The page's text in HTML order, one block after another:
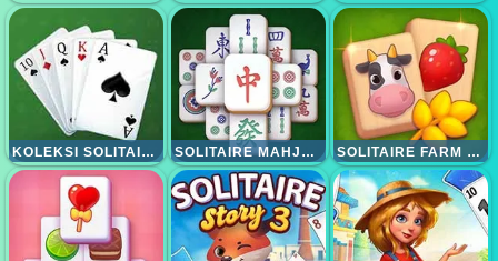
KOLEKSI SOLITAIRE 15IN1 SOLITAIRE MAHJONG CLASSIC SOLITAIRE FARM MAHJONG